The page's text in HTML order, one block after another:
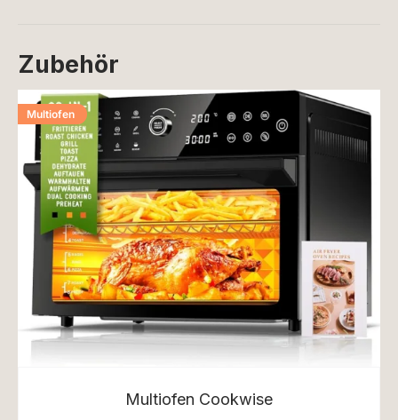
Zubehör
Multiofen
Multiofen Cookwise